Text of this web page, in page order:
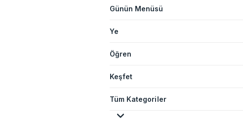
Günün Menüsü
Ye
Öğren
Keşfet
Tüm Kategoriler